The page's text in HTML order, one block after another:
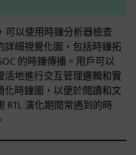
可以使用時鐘分析器檢查
詳細視覺化圖，包括時鐘拓
的時鐘傳播。用戶可以
活地進行交互管理邏輯和實
化時鐘圖，以便於閱讀和文
RTL 演化期間常遇到的時